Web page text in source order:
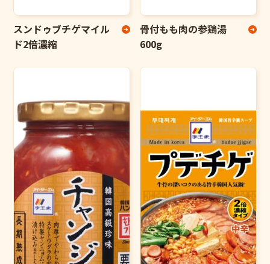
スンドゥブチゲマイル
ド2倍濃縮
骨付もも肉の参鶏湯
600g